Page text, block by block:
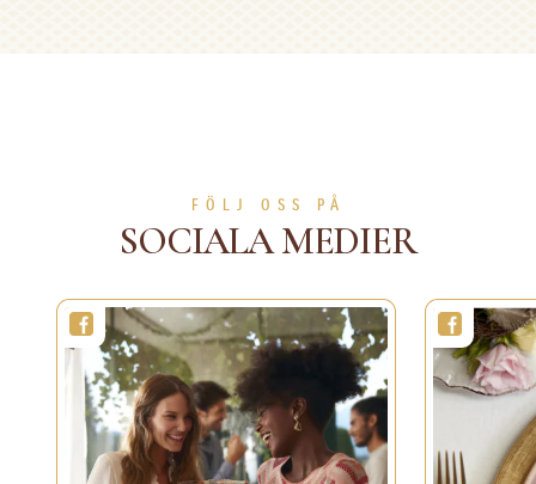
FÖLJ OSS PÅ
SOCIALA MEDIER